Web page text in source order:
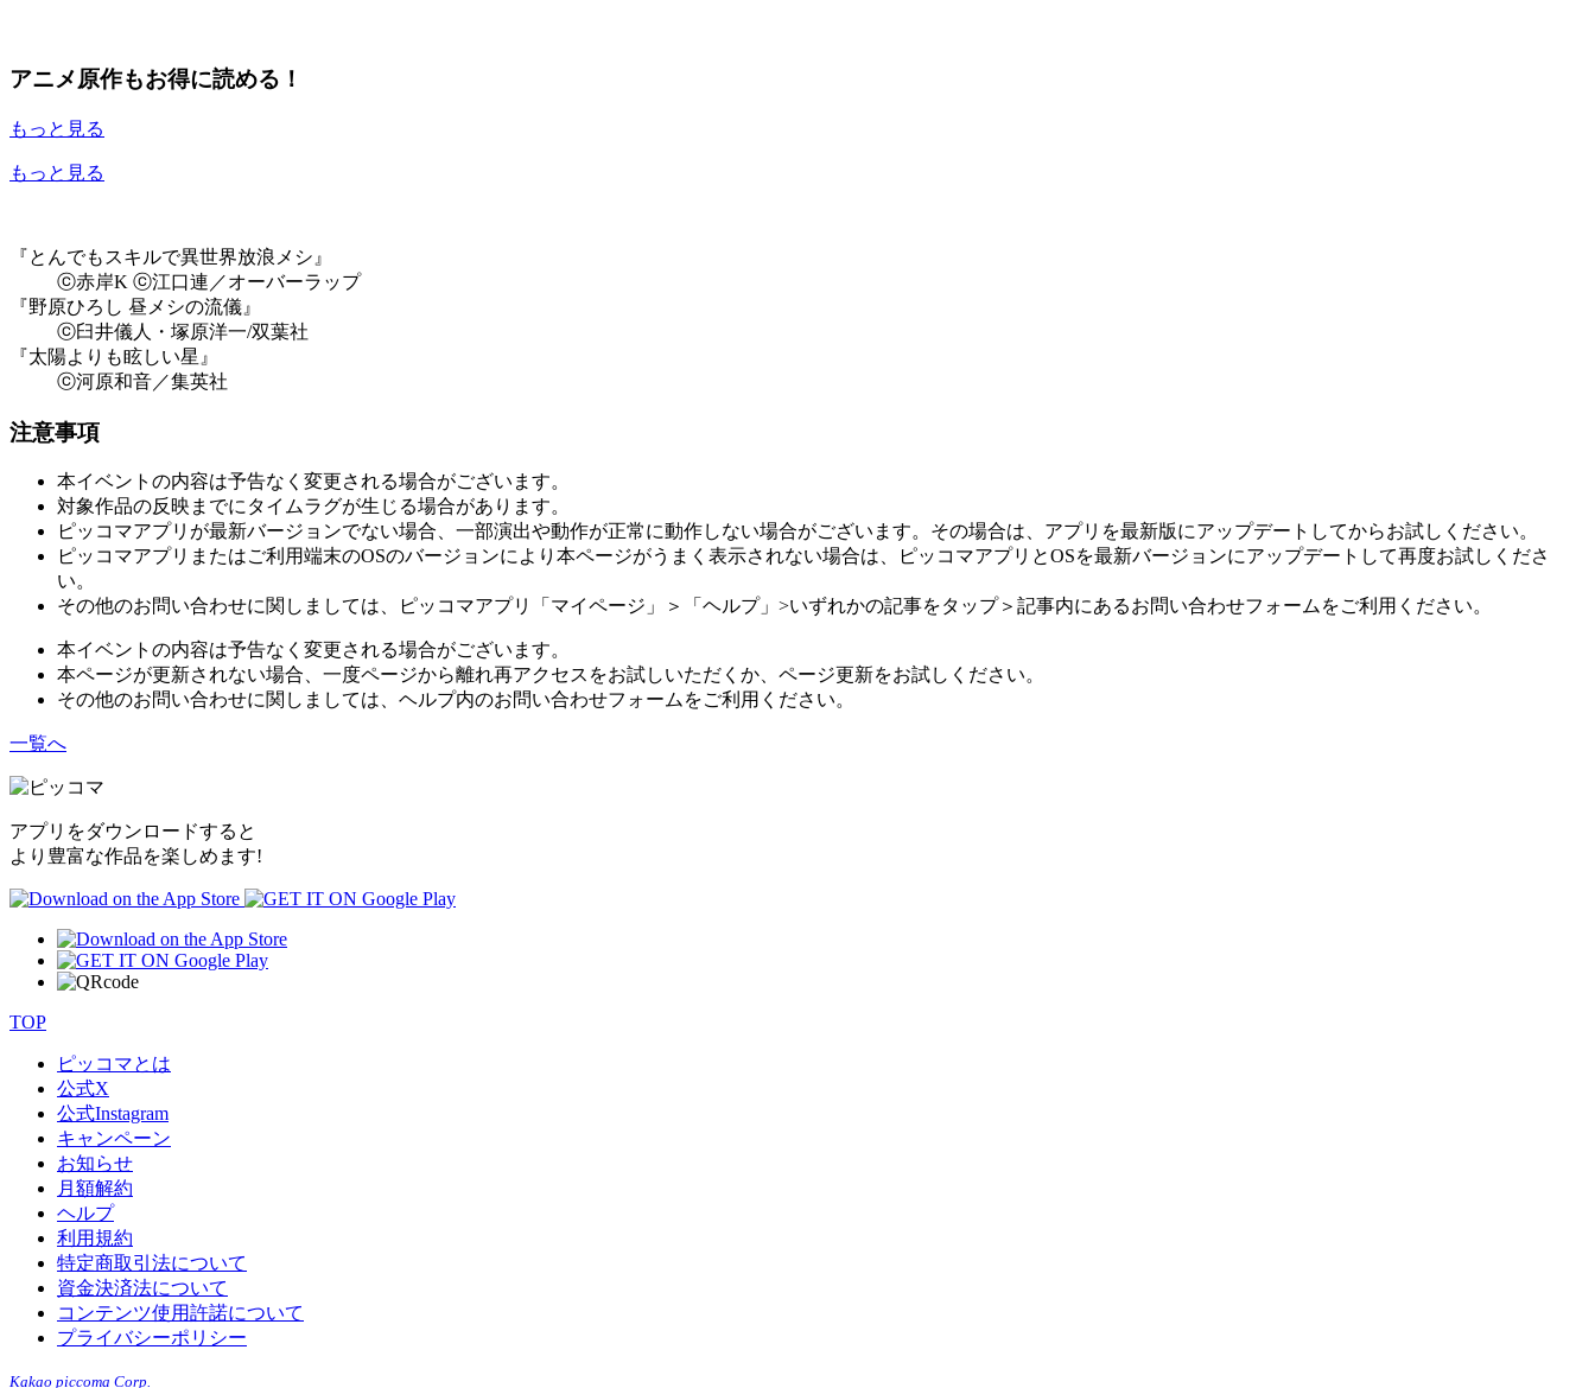
アニメ原作もお得に読める！
もっと見る
もっと見る
『とんでもスキルで異世界放浪メシ』
ⓒ赤岸K ⓒ江口連／オーバーラップ
『野原ひろし 昼メシの流儀』
ⓒ臼井儀人・塚原洋一/双葉社
『太陽よりも眩しい星』
ⓒ河原和音／集英社
注意事項
本イベントの内容は予告なく変更される場合がございます。
対象作品の反映までにタイムラグが生じる場合があります。
ピッコマアプリが最新バージョンでない場合、一部演出や動作が正常に動作しない場合がございます。その場合は、アプリを最新版にアップデートしてからお試しください。
ピッコマアプリまたはご利用端末のOSのバージョンにより本ページがうまく表示されない場合は、ピッコマアプリとOSを最新バージョンにアップデートして再度お試しくださ
い。
その他のお問い合わせに関しましては、ピッコマアプリ「マイページ」＞「ヘルプ」>いずれかの記事をタップ＞記事内にあるお問い合わせフォームをご利用ください。
本イベントの内容は予告なく変更される場合がございます。
本ページが更新されない場合、一度ページから離れ再アクセスをお試しいただくか、ページ更新をお試しください。
その他のお問い合わせに関しましては、ヘルプ内のお問い合わせフォームをご利用ください。
一覧へ
アプリをダウンロードすると
より豊富な作品を楽しめます!
TOP
ピッコマとは
公式X
公式Instagram
キャンペーン
お知らせ
月額解約
ヘルプ
利用規約
特定商取引法について
資金決済法について
コンテンツ使用許諾について
プライバシーポリシー
Kakao piccoma Corp.